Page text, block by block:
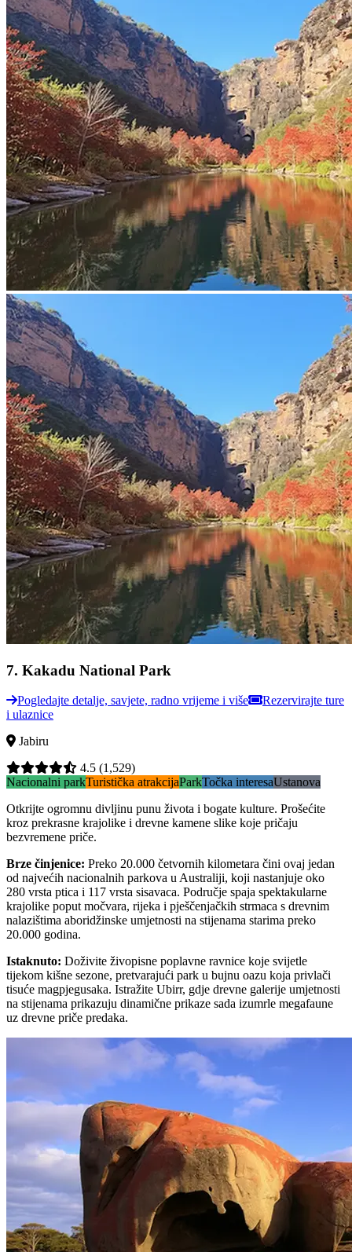
7. Kakadu National Park
Pogledajte detalje, savjete, radno vrijeme i više
Rezervirajte ture
i ulaznice
Jabiru
4.5 (1,529)
Nacionalni parkTuristička atrakcijaParkTočka interesaUstanova
Otkrijte ogromnu divljinu punu života i bogate kulture. Prošećite
kroz prekrasne krajolike i drevne kamene slike koje pričaju
bezvremene priče.
Brze činjenice: Preko 20.000 četvornih kilometara čini ovaj jedan
od najvećih nacionalnih parkova u Australiji, koji nastanjuje oko
280 vrsta ptica i 117 vrsta sisavaca. Područje spaja spektakularne
krajolike poput močvara, rijeka i pješčenjačkih strmaca s drevnim
nalazištima aboridžinske umjetnosti na stijenama starima preko
20.000 godina.
Istaknuto: Doživite živopisne poplavne ravnice koje svijetle
tijekom kišne sezone, pretvarajući park u bujnu oazu koja privlači
tisuće magpjegusaka. Istražite Ubirr, gdje drevne galerije umjetnosti
na stijenama prikazuju dinamične prikaze sada izumrle megafaune
uz drevne priče predaka.